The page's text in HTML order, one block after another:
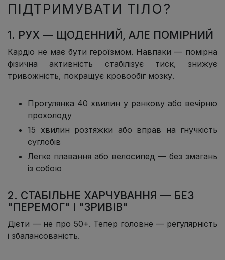
ПІДТРИМУВАТИ ТІЛО?
1. РУХ — ЩОДЕННИЙ, АЛЕ ПОМІРНИЙ
Кардіо не має бути героїзмом. Навпаки — помірна
фізична активність стабілізує тиск, знижує
тривожність, покращує кровообіг мозку.
Прогулянка 40 хвилин у ранкову або вечірню
прохолоду
15 хвилин розтяжки або вправ на гнучкість
суглобів
Легке плавання або велосипед — без змагань
із собою
2. СТАБІЛЬНЕ ХАРЧУВАННЯ — БЕЗ
"ПЕРЕМОГ" І "ЗРИВІВ"
Дієти — не про 50+. Тепер головне — регулярність
і збалансованість.